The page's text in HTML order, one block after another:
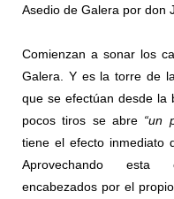
Asedio de Galera por don
Comienzan a sonar los
Galera. Y es la torre de
que se efectúan desde la
pocos tiros se abre“un
tiene el efecto inmediato
Aprovechando esta
encabezados por el